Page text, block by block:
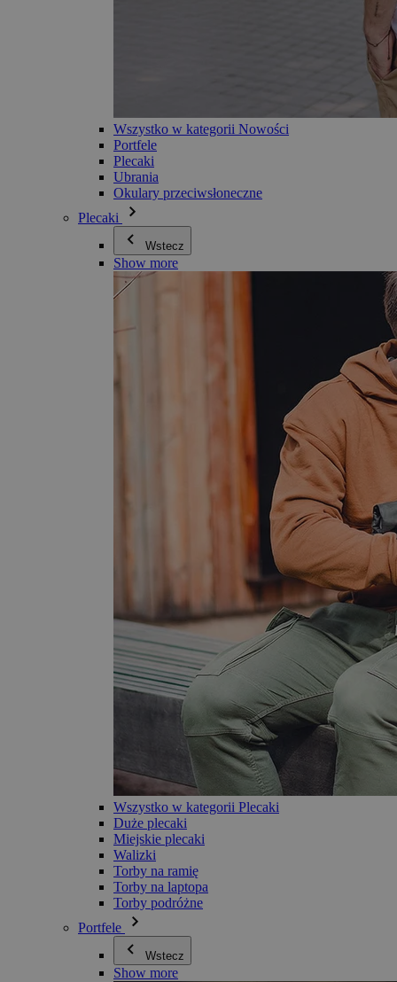
Wszystko w kategorii Nowości
Portfele
Plecaki
Ubrania
Okulary przeciwsłoneczne
Plecaki
Wstecz
Show more
Wszystko w kategorii Plecaki
Duże plecaki
Miejskie plecaki
Walizki
Torby na ramię
Torby na laptopa
Torby podróżne
Portfele
Wstecz
Show more